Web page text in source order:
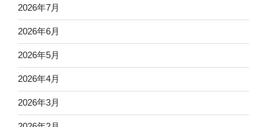
2026年7月
2026年6月
2026年5月
2026年4月
2026年3月